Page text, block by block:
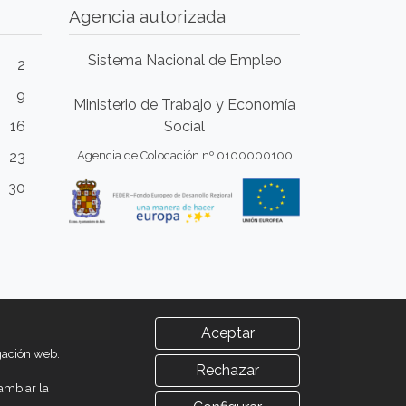
2
9
16
23
30
Agencia autorizada
Sistema Nacional de Empleo
Ministerio de Trabajo y Economía
Social
Agencia de Colocación nº 0100000100
web.
la
Aceptar
Rechazar